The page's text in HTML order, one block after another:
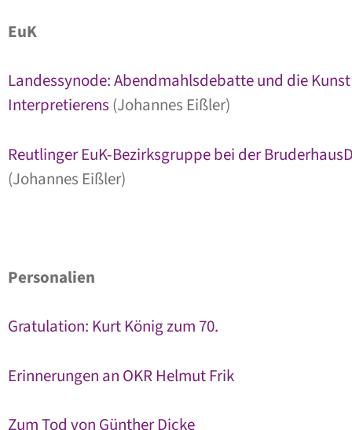
EuK
Landessynode: Abendmahlsdebatte und die
Interpretierens (Johannes Eißler)
Reutlinger EuK-Bezirksgruppe bei der
(Johannes Eißler)
Personalien
Gratulation: Kurt König zum 70.
Erinnerungen an OKR Helmut Frik
Zum Tod von Günther Dicke